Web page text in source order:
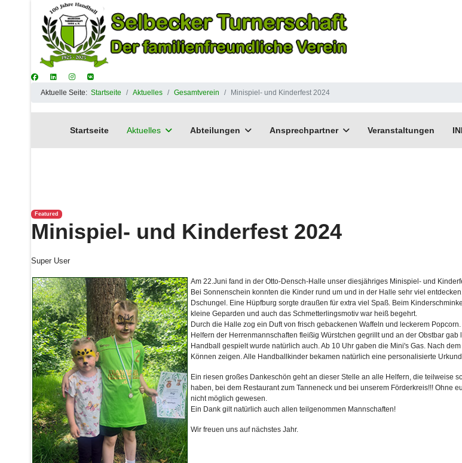
Aktuelle Seite: Startseite Aktuelles Gesamtverein Minispiel- und Kinderfest 2024
Startseite Aktuelles Abteilungen Ansprechpartner Veranstaltungen
Featured
Minispiel- und Kinderfest 2024
Super User
Am 22.Juni fand in der Otto-Densch-Halle unser diesjähriges Minispiel- und
Bei Sonnenschein konnten die Kinder rund um und in der Halle sehr viel
Dschungel. Eine Hüpfburg sorgte draußen für extra viel Spaß. Beim
kleine Geparden und auch das Schmetterlingsmotiv war heiß begehrt.
Durch die Halle zog ein Duft von frisch gebackenen Waffeln und leckerem
Helfern der Herrenmannschaften fleißig Würstchen gegrillt und an der Obstbar gab
Handball gespielt wurde natürlich auch. Ab 10 Uhr gaben die Mini's Gas. Nach
Können zeigen. Alle Handballkinder bekamen natürlich eine personalisierte
Ein riesen großes Dankeschön geht an dieser Stelle an alle Helfern, die teilweise
haben, bei dem Restaurant zum Tanneneck und bei unserem Förderkreis!!! Ohne
nicht möglich gewesen.
Ein Dank gilt natürlich auch allen teilgenommen Mannschaften!
Wir freuen uns auf nächstes Jahr.